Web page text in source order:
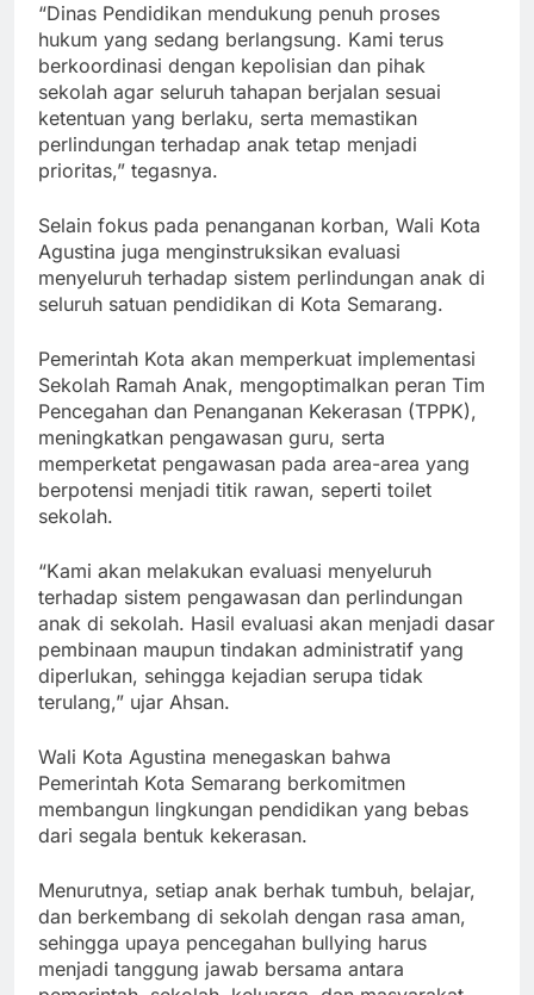
“Dinas Pendidikan mendukung penuh proses
hukum yang sedang berlangsung. Kami terus
berkoordinasi dengan kepolisian dan pihak
sekolah agar seluruh tahapan berjalan sesuai
ketentuan yang berlaku, serta memastikan
perlindungan terhadap anak tetap menjadi
prioritas,” tegasnya.
Selain fokus pada penanganan korban, Wali Kota
Agustina juga menginstruksikan evaluasi
menyeluruh terhadap sistem perlindungan anak di
seluruh satuan pendidikan di Kota Semarang.
Pemerintah Kota akan memperkuat implementasi
Sekolah Ramah Anak, mengoptimalkan peran Tim
Pencegahan dan Penanganan Kekerasan (TPPK),
meningkatkan pengawasan guru, serta
memperketat pengawasan pada area-area yang
berpotensi menjadi titik rawan, seperti toilet
sekolah.
“Kami akan melakukan evaluasi menyeluruh
terhadap sistem pengawasan dan perlindungan
anak di sekolah. Hasil evaluasi akan menjadi dasar
pembinaan maupun tindakan administratif yang
diperlukan, sehingga kejadian serupa tidak
terulang,” ujar Ahsan.
Wali Kota Agustina menegaskan bahwa
Pemerintah Kota Semarang berkomitmen
membangun lingkungan pendidikan yang bebas
dari segala bentuk kekerasan.
Menurutnya, setiap anak berhak tumbuh, belajar,
dan berkembang di sekolah dengan rasa aman,
sehingga upaya pencegahan bullying harus
menjadi tanggung jawab bersama antara